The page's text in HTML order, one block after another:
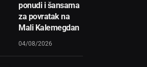
ponudi i šansama
za povratak na
Mali Kalemegdan
04/08/2026